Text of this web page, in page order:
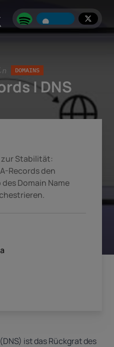
DOMAINS
| DNS
zur Stabilität:
Records den
Domain Name
ist das Rückgrat des